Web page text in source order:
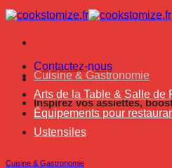
Passer
au
Contactez-nous
Inspirez vos assiettes,
Cuisine & Gastronomie
Arts de la Table & Salle de
Équipements pour
Ustensiles
Cuisine & Gastronomie